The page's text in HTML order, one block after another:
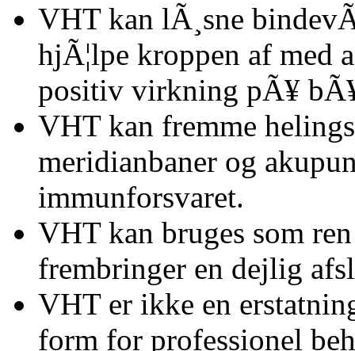
VHT kan lÃ¸sne
hjÃ¦lpe kroppen af med
positiv virkning pÃ¥
VHT kan fremme
meridianbaner og
immunforsvaret.
VHT kan bruges som
frembringer en dejlig
VHT er ikke en
form for professionel